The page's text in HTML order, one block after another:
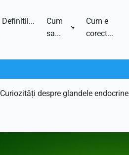
Definitii...
Cum
sa...
Cum e
corect...
Curiozități despre glandele endocrine